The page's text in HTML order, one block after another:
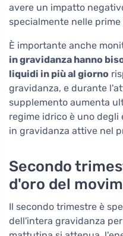
avere un impatto
specialmente nelle
È importante anche
in gravidanza hanno
liquidi in più al giorno
gravidanza, e durante
supplemento aumenta
regime idrico è uno
in gravidanza attive nel
Secondo
d'oro del
Il secondo trimestre è
dell'intera gravidanza